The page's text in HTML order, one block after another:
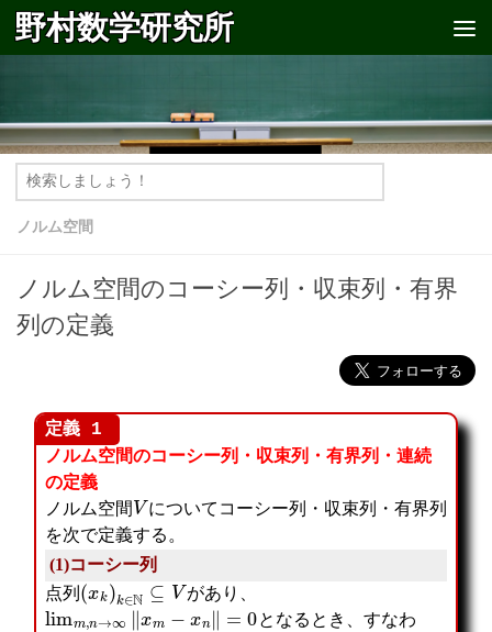
コンテンツへスキップ
野村数学研究所
ノルム空間
ノルム空間のコーシー列・収束列・有界
列の定義
ノルム空間のコーシー列・収束列・有界列・連続
の定義
ノルム空間V についてコーシー列・収束列・有界列
を次で定義する。
(1)コーシー列
点列 ( k ∈N ⊆Vがあり、
lim m n→∞ xm x ‖= 0
となるとき、すなわ